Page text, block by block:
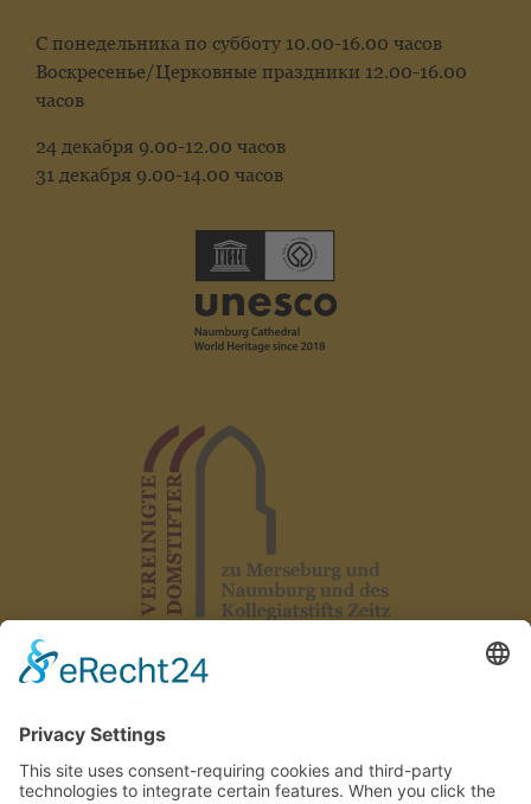
С понедельника по субботу 10.00-16.00 часов
Воскресенье/Церковные праздники 12.00-16.00
часов
24 декабря 9.00-12.00 часов
31 декабря 9.00-14.00 часов